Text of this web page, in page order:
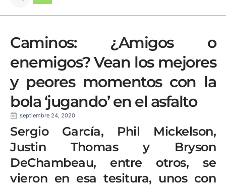
Caminos: ¿Amigos o
enemigos? Vean los mejores
y peores momentos con la
bola ‘jugando’ en el asfalto
septiembre 24, 2020
Sergio García, Phil Mickelson,
Justin Thomas y Bryson
DeChambeau, entre otros, se
vieron en esa tesitura, unos con